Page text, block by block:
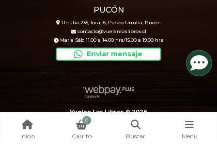
PUCÓN
Urrutia 235, local 6, Paseo Urrutia, Pucón
contacto@vuelanloslibros.cl
Mar a Sáb 11.00 a 14.00 hrs/15.00 a 19.00 hrs
Enviar mensaje
Vuelan Los Libros © 2026
Creado por
Bsale
Inicio
0
Carrito Buscar Menú